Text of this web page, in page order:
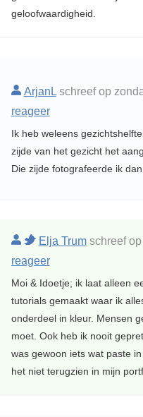
geloofwaardigheid.
ArjanLschreef op
reageer
Ik heb weleens
zijde van het gezicht het
Die zijde fotografeerde ik
Elja Trumschreef op
reageer
Moi & Idoetje; ik laat alleen
tutorials gemaakt waar ik
onderdeel in kleur. Mensen
moet. Ook heb ik nooit
was gewoon iets wat paste
het niet terugzien in mijn